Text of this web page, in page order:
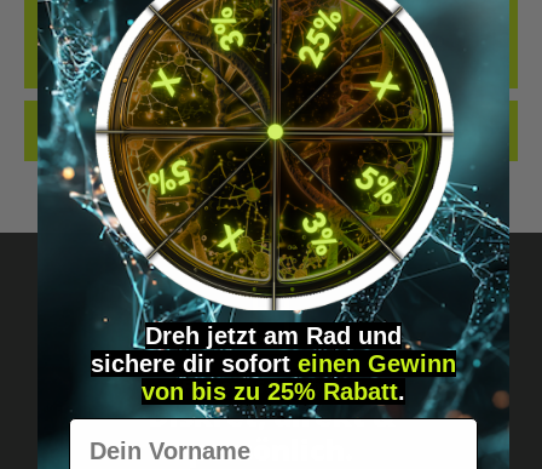
UNSER GROB GESCHNITTENES KANNA STAMMT AUS
NACHHALTIGER WILDSAMMLUNG IN SÜDAFRIKA UND WIRD
TRADITIONELL IN SPIRITUELLEN UND R…MEHR
BEWERTUNGEN
Fragen? Schreib uns!
Diskret, direkt &
persönlich.
Dreh jetzt am Rad und
sichere dir sofort einen Gewinn
von bis zu 25% Rabatt.
Vorname